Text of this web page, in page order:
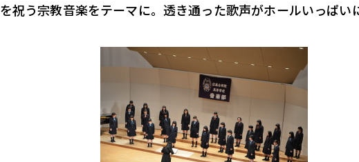
祝う宗教音楽をテーマに。透き通った歌声がホールいっぱい